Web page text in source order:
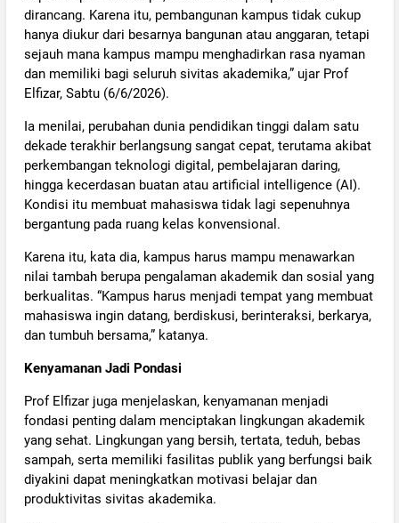
dirancang. Karena itu, pembangunan kampus tidak cukup
hanya diukur dari besarnya bangunan atau anggaran, tetapi
sejauh mana kampus mampu menghadirkan rasa nyaman
dan memiliki bagi seluruh sivitas akademika,” ujar Prof
Elfizar, Sabtu (6/6/2026).
Ia menilai, perubahan dunia pendidikan tinggi dalam satu
dekade terakhir berlangsung sangat cepat, terutama akibat
perkembangan teknologi digital, pembelajaran daring,
hingga kecerdasan buatan atau artificial intelligence (AI).
Kondisi itu membuat mahasiswa tidak lagi sepenuhnya
bergantung pada ruang kelas konvensional.
Karena itu, kata dia, kampus harus mampu menawarkan
nilai tambah berupa pengalaman akademik dan sosial yang
berkualitas. “Kampus harus menjadi tempat yang membuat
mahasiswa ingin datang, berdiskusi, berinteraksi, berkarya,
dan tumbuh bersama,” katanya.
Kenyamanan Jadi Pondasi
Prof Elfizar juga menjelaskan, kenyamanan menjadi
fondasi penting dalam menciptakan lingkungan akademik
yang sehat. Lingkungan yang bersih, tertata, teduh, bebas
sampah, serta memiliki fasilitas publik yang berfungsi baik
diyakini dapat meningkatkan motivasi belajar dan
produktivitas sivitas akademika.